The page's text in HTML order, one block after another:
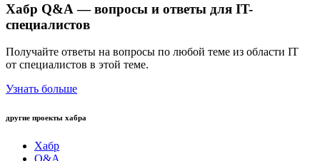
Хабр Q&A — вопросы и ответы для IT-
специалистов
Получайте ответы на вопросы по любой теме из области IT
от специалистов в этой теме.
Узнать больше
другие проекты хабра
Хабр